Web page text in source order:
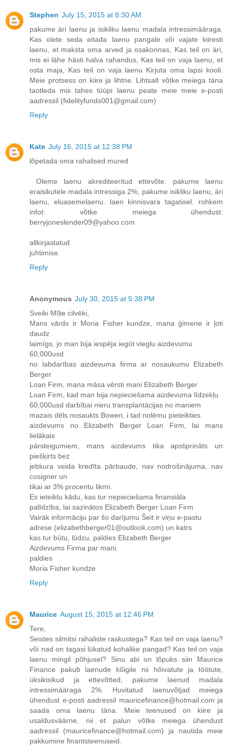
Stephen July 15, 2015 at 8:30 AM
pakume äri laenu ja isikliku laenu madala intressimääraga.
Kas olete seda eitada laenu pangale või vajate kiiresti
laenu, et maksta oma arved ja osakonnas, Kas teil on äri,
mis ei lähe hästi halva rahandus, Kas teil on vaja laenu, et
osta maja, Kas teil on vaja laenu Kirjuta oma lapsi kooli.
Meie protsess on kiire ja lihtne. Lihtsalt võtke meiega täna
taotleda mis tahes tüüpi laenu peate meie meie e-posti
aadressil (fidelityfunds001@gmail.com)
Reply
Kate July 16, 2015 at 12:38 PM
lõpetada oma rahalised mured
Oleme laenu akrediteeritud ettevõte. pakume laenu
eraisikutele madala intressiga 2%, pakume isikliku laenu, äri
laenu, eluasemelaenu. laen kinnisvara tagatisel. rohkem
infot: võtke meiega ühendust:
berryjoneslender09@yahoo.com
allkirjastatud
juhtimise.
Reply
Anonymous July 30, 2015 at 5:38 PM
Sveiki Mīļie cilvēki,
Mans vārds ir Moria Fisher kundze, mana ģimene ir ļoti
daudz
laimīgs, jo man bija iespēja iegūt vieglu aizdevumu
60,000usd
no labdarības aizdevuma firma ar nosaukumu Elizabeth
Berger
Loan Firm, mana māsa vērsti mani Elizabeth Berger
Loan Firm, kad man bija nepieciešama aizdevuma līdzekļu
60,000usd darbībai nieru transplantācijas no maniem
mazais dēls nosaukts Bowen, i tad nolēmu pieteikties
aizdevums no Elizabeth Berger Loan Firm, lai mans
lielākais
pārsteigumiem, mans aizdevums tika apstiprināts un
piešķirts bez
jebkura veida kredīta pārbaude, nav nodrošinājuma, nav
cosigner un
tikai ar 3% procentu likmi.
Es ieteiktu kādu, kas tur nepieciešama finansiāla
palīdzība, lai sazinātos Elizabeth Berger Loan Firm
Vairāk informāciju par šo darījumu Šeit ir viņu e-pastu
adrese (elizabethberger01@outlook.com) un katrs
kas tur būtu, lūdzu, paldies Elizabeth Berger
Aizdevums Firma par mani.
paldies
Moria Fisher kundze
Reply
Maurice August 15, 2015 at 12:46 PM
Tere,
Seistes silmitsi rahaliste raskustega? Kas teil on vaja laenu?
või nad on tagasi lükatud kohalike pangad? Kas teil on vaja
laenu mingil põhjusel? Sinu abi on lõpuks siin Maurice
Finance pakub laenude kõigile nii hõivatute ja töötute,
üksikisikud ja ettevõtted, pakume laenud madala
intressimääraga 2%. Huvitatud laenuvõtjad meiega
ühendust e-posti aadressil mauricefinance@hotmail.com ja
saada oma laenu täna. Meie teenused on kiire ja
usaldusväärne, nii et palun võtke meiega ühendust
aadressil (mauricefinance@hotmail.com) ja nautida meie
pakkumine finantsteenuseid.